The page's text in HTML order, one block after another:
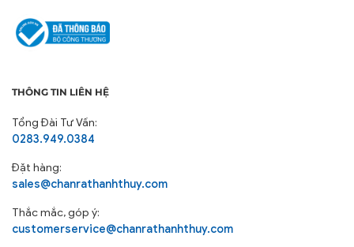
THÔNG TIN LIÊN HỆ
Tổng Đài Tư Vấn:
0283.949.0384
Đặt hàng:
sales@chanrathanhthuy.com
Thắc mắc, góp ý:
customerservice@chanrathanhthuy.com